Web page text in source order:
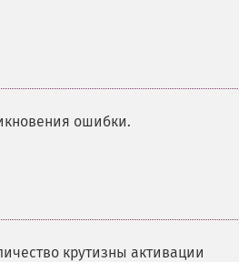
ошибки.
крутизны активации